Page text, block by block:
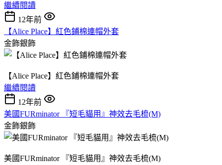
繼續閱讀
12年前
【Alice Place】紅色鋪棉連帽外套
金飾銀飾
【Alice Place】紅色鋪棉連帽外套
繼續閱讀
12年前
美國FURminator 『短毛貓用』神效去毛梳(M)
金飾銀飾
美國FURminator 『短毛貓用』神效去毛梳(M)